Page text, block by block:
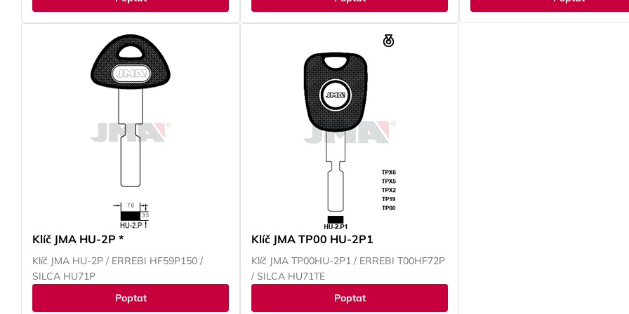
NISSAN, PEUGEOT, RENAULT, SUBARU,
SUZUKI, TOYOTA, YAMAHA
JEEP, KAWASAKI, KIA, LANCIA, LAND
ROVER, LEXUS, MAZDA, MITSUBISHI,
NISSAN, OPEL, PEUGEOT, RENAULT,
SMART, SUBARU, SUZUKI, TOYOTA,
VOKSWAGEN, YAMAHA
JEEP, KAWASAKI, KIA, LANCIA,
ROVER, LEXUS, MAZDA,
Klíč JMA HU-2P *
Klíč JMA HU-2P / ERREBI HF59P150 /
SILCA HU71P
Poptat
Klíč JMA TP00 HU-2P1
Klíč JMA TP00HU-2P1 / ERREBI T00HF72P
/ SILCA HU71TE
Poptat